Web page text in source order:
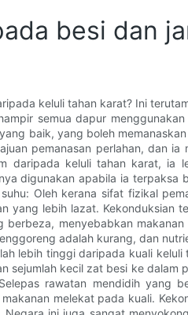
besi dan
keluli tahan karat? Ini
semua dapur
baik, yang boleh
pemanasan perlahan, dan
daripada keluli tahan karat, ia
digunakan apabila ia
Oleh kerana sifat fizikal
lebih lazat. Kekonduksian
menyebabkan
adalah kurang, dan
lebih tinggi daripada kuali
sejumlah kecil zat besi ke
rawatan mendidih yang
melekat pada kuali.